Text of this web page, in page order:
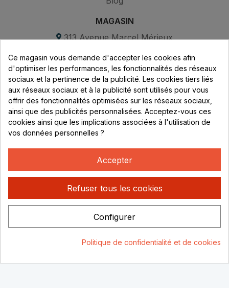
MAGASIN
313 Avenue Marcel Mérieux
69530 Brignais
Lundi au vendredi :
8h - 16h
uniquement sur Rendez-vous
CONTACT
04 78 37 00 68
contact@rhonephilatelie.fr
Un site conçu par :
Ce magasin vous demande d'accepter les cookies afin
d'optimiser les performances, les fonctionnalités des réseaux
sociaux et la pertinence de la publicité. Les cookies tiers liés
aux réseaux sociaux et à la publicité sont utilisés pour vous
offrir des fonctionnalités optimisées sur les réseaux sociaux,
ainsi que des publicités personnalisées. Acceptez-vous ces
cookies ainsi que les implications associées à l'utilisation de
vos données personnelles ?
Accepter
Refuser tous les cookies
Configurer
Politique de confidentialité et de cookies